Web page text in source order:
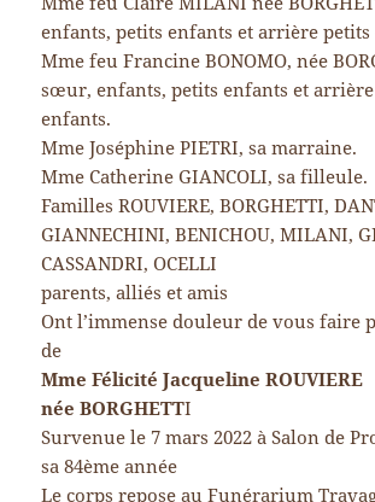
enfants, petits enfants et arrière petits
Mme feu Francine BONOMO, née
sœur, enfants, petits enfants et
enfants.
Mme Joséphine PIETRI, sa marraine.
Mme Catherine GIANCOLI, sa filleule.
Familles ROUVIERE, BORGHETTI,
GIANNECHINI, BENICHOU, MILANI,
CASSANDRI, OCELLI
parents, alliés et amis
Ont l’immense douleur de vous faire
de
Mme Félicité Jacqueline ROUVIERE
née BORGHETTI
Survenue le 7 mars 2022 à Salon de
sa 84ème année
Le corps repose au Funérarium